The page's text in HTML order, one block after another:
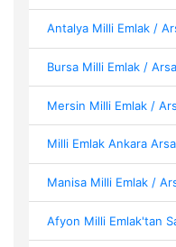
Antalya Milli Emlak /
Bursa Milli Emlak / Arsa
Mersin Milli Emlak /
Milli Emlak Ankara Arsa
Manisa Milli Emlak /
Afyon Milli Emlak'tan